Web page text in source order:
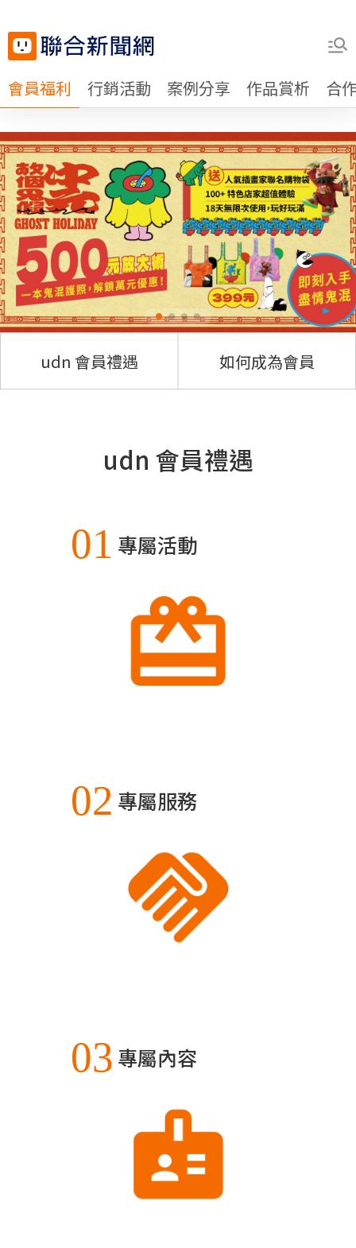
會員福利 行銷活動 案例分享 作品賞析 合
udn 會員禮遇 如何成為會員
udn 會員禮遇
01 專屬活動
02 專屬服務
03 專屬內容